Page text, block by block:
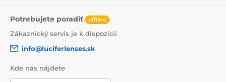
Potrebujete poradiť offline
Zákaznický servis je k dispozícii
info@luciferlenses.sk
Kde nás nájdete